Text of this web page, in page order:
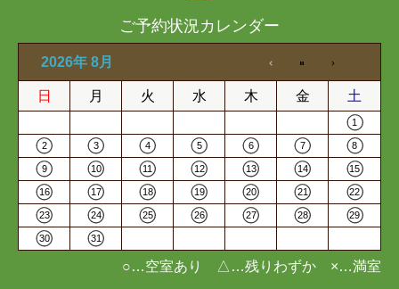
ご予約状況カレンダー
2026年 8月
日 月 火 水 木 金 土
1
2 3 4 5 6 7 8
9 10 11 12 13 14 15
16 17 18 19 20 21 22
23 24 25 26 27 28 29
30 31
○…空室あり △…残りわずか ×…満室